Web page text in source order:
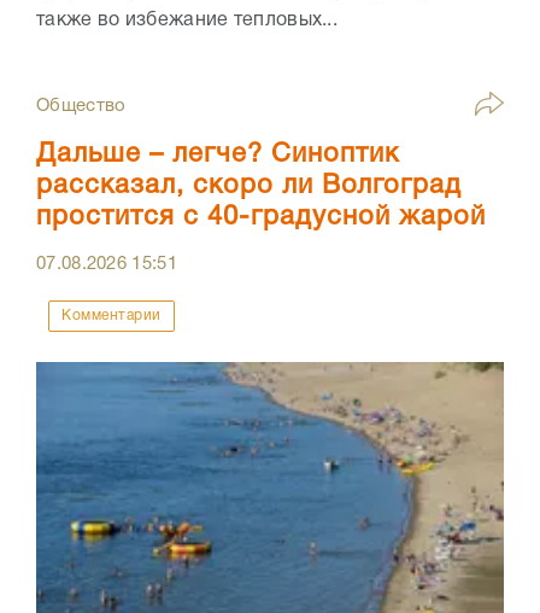
также во избежание тепловых...
Общество
Дальше – легче? Синоптик
рассказал, скоро ли Волгоград
простится с 40-градусной жарой
07.08.2026 15:51
Комментарии